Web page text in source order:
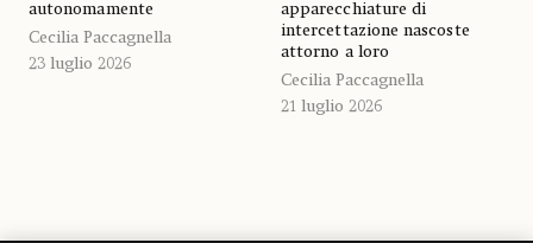
autonomamente
Cecilia Paccagnella
23 luglio 2026
apparecchiature di
intercettazione nascoste
attorno a loro
Cecilia Paccagnella
21 luglio 2026